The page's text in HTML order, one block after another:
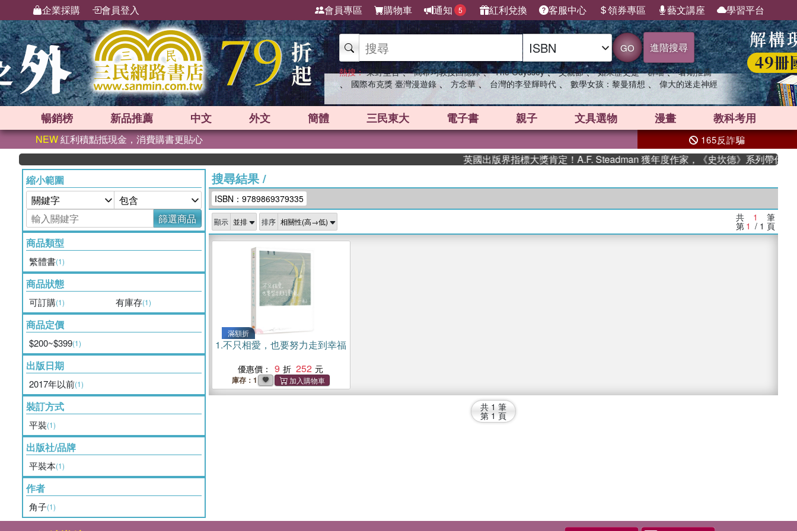
企業採購 會員登入 會員專區 購物車 通知 5 紅利兌換 客服中心 領券專區 藝文講座 學習平台
GO 進階搜尋
熱搜： 東野圭吾 、 高希均教授回憶錄 、 The Odyssey 、 父親節 、 如果歷史是一群喵 、 暑期推薦
、 國際布克獎 臺灣漫遊錄 、 方念華 、 台灣的李登輝時代 、 數學女孩：黎曼猜想 、 偉大的迷走神經
暢銷榜 新品推薦 中文 外文 簡體 三民東大 電子書 親子 文具選物 漫畫 教科考用
NEW紅利積點抵現金，消費購書更貼心 165反詐騙
英國出版界指標大獎肯定！A.F. Steadman 獲年度作家，《史坎德》系列帶你踏上
縮小範圍
篩選商品
商品類型
繁體書(1)
商品狀態
可訂購(1) 有庫存(1)
商品定價
$200~$399(1)
出版日期
2017年以前(1)
裝訂方式
平裝(1)
出版社/品牌
平裝本(1)
作者
角子(1)
搜尋結果/
ISBN：9789869379335
顯示 排序 共 1 筆
第 1 / 1 頁
滿額折
1.不只相愛，也要努力走到幸福
優惠價： 9 252
庫存：1
共 1 筆
第 1 頁